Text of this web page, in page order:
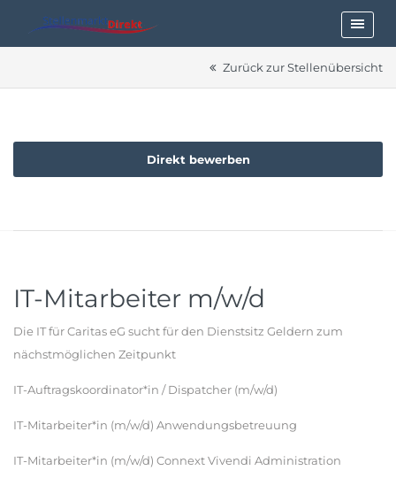
Zurück zur Stellenübersicht
Direkt bewerben
IT-Mitarbeiter m/w/d
Die IT für Caritas eG sucht für den Dienstsitz Geldern zum
nächstmöglichen Zeitpunkt
IT-Auftragskoordinator*in / Dispatcher (m/w/d)
IT-Mitarbeiter*in (m/w/d) Anwendungsbetreuung
IT-Mitarbeiter*in (m/w/d) Connext Vivendi Administration